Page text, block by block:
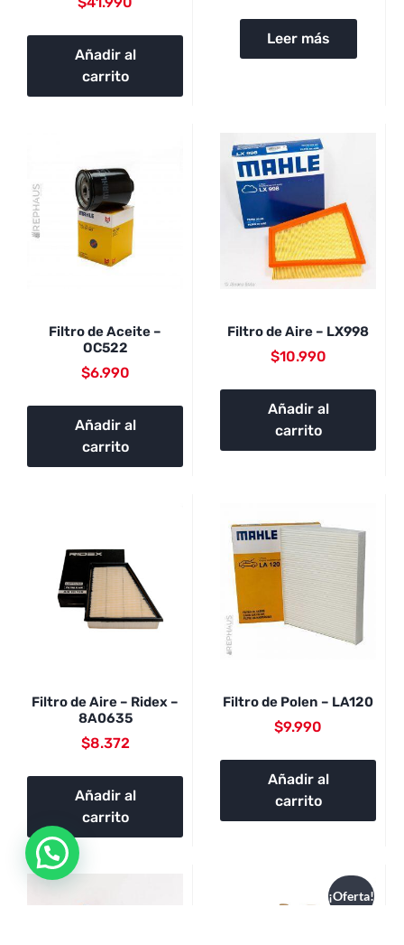
Añadir al
carrito
Leer más
Filtro de Aceite –
OC522
$6.990
Añadir al
carrito
Filtro de Aire – LX998
$10.990
Añadir al
carrito
Filtro de Aire – Ridex –
8A0635
$8.372
Añadir al
carrito
Filtro de Polen – LA120
$9.990
Añadir al
carrito
¡Oferta!